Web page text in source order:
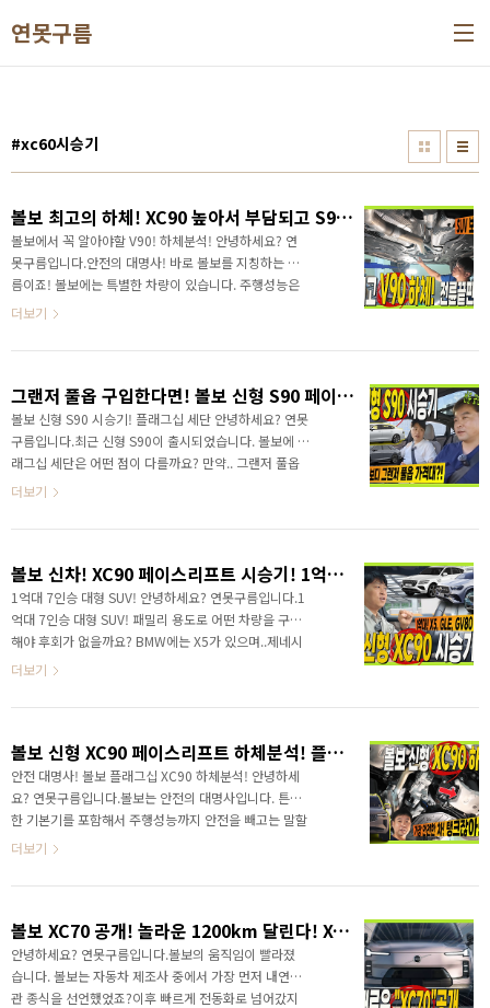
연못구름
#xc60시승기
볼보 최고의 하체! XC90 높아서 부담되고 S90 낮아서 불편하다면 SUV 보다좋은 V90 크로스 컨트리! #고민수 #더모스트 #wagon #XC90 #S90 #XC60
볼보에서 꼭 알아야할 V90! 하체분석! 안녕하세요? 연
못구름입니다.안전의 대명사! 바로 볼보를 지칭하는 이
름이죠! 볼보에는 특별한 차량이 있습니다. 주행성능은
세단에 가깝고 공간은 SUV에 가까운 차량인데.. 타보면
고..연못구름 채널에서는 볼보의 차량은 모두 시승해 봤
한 볼보 차량중에서 제가 타고 싶은 차량은 한대 뽑으라
고 한다면.. 저는 V90은 선택하겠습니다!고민하지 않고
V90을 선택할 것 같습니다. 볼보 최고의 하체! XC90 높
아서 부담되고 S90 낮아서 불편하다면 SUV 보다좋은
왜? 많은 분들이 V90을 추천..
더보기
그랜저 풀옵 구입한다면! 볼보 신형 S90 페이스리프트 시승기! 플러스 6530만원! 울트라 7130만원 시승 꼭 해보세요! #XC90 #G80 #VOLVO #그랜저 #하이브리드
볼보 신형 S90 시승기! 플래그십 세단 안녕하세요? 연못
구름입니다.최근 신형 S90이 출시되었습니다. 볼보에 플
래그십 세단은 어떤 점이 다를까요? 만약.. 그랜저 풀옵
가격에 조금 보태서 S90 이라면??프리미엄 볼보 S90을
선택을 하실 것 같습니까? 그래서 직접 시승해 봤습니다.
시승기!&nbsp;&nbsp;"> 하체전문가 더모스트 고민수
반장님과 볼보 기본기에 해당되는 하체 부분과 시승 부분
을 동시에 체크해 봤습니다. 기본기에 대해서는 말할 필
요가 없는 브랜드가 볼보인 것 같습니다. 그랜저 풀옵 구
기!&nbsp;&nbsp;">..
더보기
볼보 신차! XC90 페이스리프트 시승기! 1억대 7인승 대형 SUV #에어서스펜션 #X5 #GLE #GV80 #VOLVO #XC60 #XC70
1억대 7인승 대형 SUV! 안녕하세요? 연못구름입니다.1
억대 7인승 대형 SUV! 패밀리 용도로 어떤 차량을 구입
해야 후회가 없을까요? BMW에는 X5가 있으며..제네시
스 GV80...벤츠는 GLE가 대표적입니다. 볼보 신차!
SUV&nbsp;&nbsp;"> 그리고 볼보에는 이번 영상에
층 세련되고 젊어진 디자인으로 달라졌습니다. 외부 디
자인뿐만 아니라 실내도 확실히 감성적인 공간으로 변
신했습니다. 그럼 1억대 SUV 어떻게 선택해야 할지.. 궁
금한 에어서스펜션 승차감을 포함해서 하나씩 체크해
억대 7인승 대형 SUV&nbsp..
더보기
볼보 신형 XC90 페이스리프트 하체분석! 플래그십 SUV! XC60과 비교불가! #VOLVO #XC40 #XC60 #XC70
안전 대명사! 볼보 플래그십 XC90 하체분석! 안녕하세
요? 연못구름입니다.볼보는 안전의 대명사입니다. 튼튼
한 기본기를 포함해서 주행성능까지 안전을 빼고는 말할
수 없는 브랜드이죠! 볼보의 플래그십 SUV! XC90의 하
습니다. 볼보 신형 XC90 페이스리프트 하체! 탱크잖아?
에 있습니다! 보기 힘든 볼보의 하체! 어떤 점에서 차이가
있는지 영상으로 체크해 보세요!역시 다르네요! 볼보 신
형 XC90 페이스리프트 하체! 탱크잖아?
&nbsp;&nbsp;"> 다음 소식도 놓치지 않고 빠르게 보
더보기
볼보 XC70 공개! 놀라운 1200km 달린다! XC90이 부럽지 않은 이유! #EX30 #VOLVO #XC40 #EX60 #하이브리드
안녕하세요? 연못구름입니다.볼보의 움직임이 빨라졌
습니다. 볼보는 자동차 제조사 중에서 가장 먼저 내연기
관 종식을 선언했었죠?이후 빠르게 전동화로 넘어갔지